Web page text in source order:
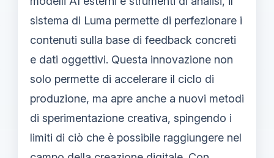
sistema di Luma permette di perfezionare i
contenuti sulla base di feedback concreti
e dati oggettivi. Questa innovazione non
solo permette di accelerare il ciclo di
produzione, ma apre anche a nuovi metodi
di sperimentazione creativa, spingendo i
limiti di ciò che è possibile raggiungere nel